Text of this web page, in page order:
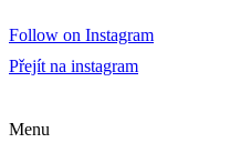
Follow on Instagram
Přejít na instagram
Menu